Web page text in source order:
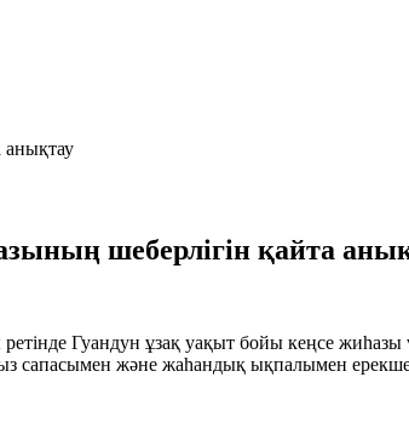
шеберлігін қайта
Гуандун ұзақ уақыт бойы кеңсе
және жаһандық ықпалымен